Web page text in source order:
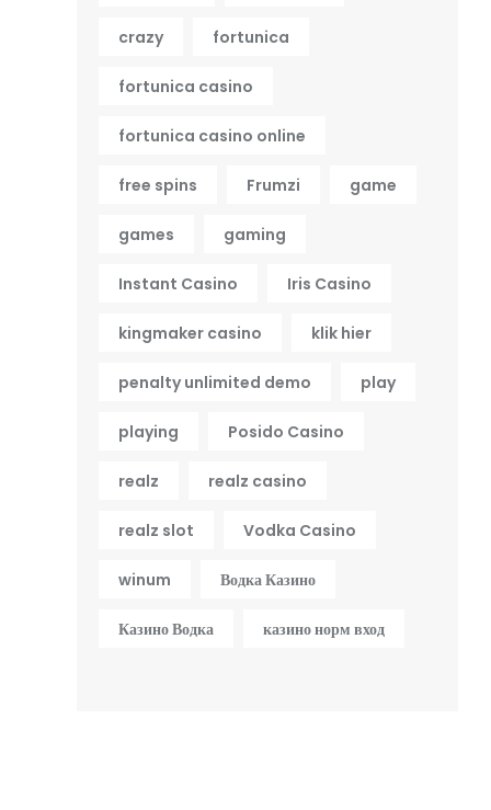
crazy fortunica
fortunica casino
fortunica casino online
free spins Frumzi game
games gaming
Instant Casino Iris Casino
kingmaker casino klik hier
penalty unlimited demo play
playing Posido Casino
realz realz casino
realz slot Vodka Casino
winum Водка Казино
Казино Водка казино норм вход